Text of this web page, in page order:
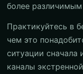
более
Практикуйтесь в
чем это
ситуации сначала
каналы